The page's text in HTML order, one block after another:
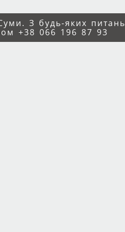
З будь-яких питань
+38 066 196 87 93